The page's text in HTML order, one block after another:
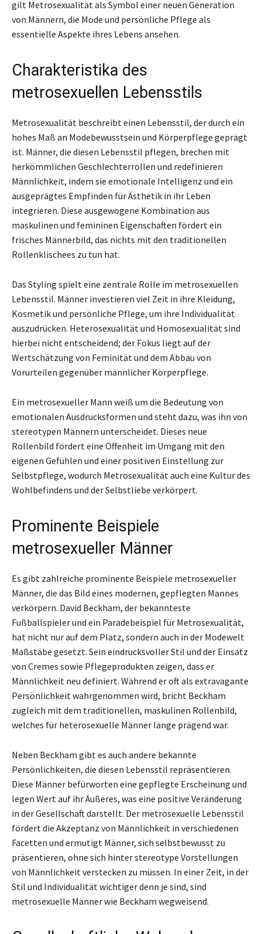
gilt Metrosexualität als Symbol einer neuen Generation
von Männern, die Mode und persönliche Pflege als
essentielle Aspekte ihres Lebens ansehen.
Charakteristika des
metrosexuellen Lebensstils
Metrosexualität beschreibt einen Lebensstil, der durch ein
hohes Maß an Modebewusstsein und Körperpflege geprägt
ist. Männer, die diesen Lebensstil pflegen, brechen mit
herkömmlichen Geschlechterrollen und redefinieren
Männlichkeit, indem sie emotionale Intelligenz und ein
ausgeprägtes Empfinden für Ästhetik in ihr Leben
integrieren. Diese ausgewogene Kombination aus
maskulinen und femininen Eigenschaften fördert ein
frisches Männerbild, das nichts mit den traditionellen
Rollenklischees zu tun hat.
Das Styling spielt eine zentrale Rolle im metrosexuellen
Lebensstil. Männer investieren viel Zeit in ihre Kleidung,
Kosmetik und persönliche Pflege, um ihre Individualität
auszudrücken. Heterosexualität und Homosexualität sind
hierbei nicht entscheidend; der Fokus liegt auf der
Wertschätzung von Feminität und dem Abbau von
Vorurteilen gegenüber männlicher Körperpflege.
Ein metrosexueller Mann weiß um die Bedeutung von
emotionalen Ausdrucksformen und steht dazu, was ihn von
stereotypen Männern unterscheidet. Dieses neue
Rollenbild fördert eine Offenheit im Umgang mit den
eigenen Gefühlen und einer positiven Einstellung zur
Selbstpflege, wodurch Metrosexualität auch eine Kultur des
Wohlbefindens und der Selbstliebe verkörpert.
Prominente Beispiele
metrosexueller Männer
Es gibt zahlreiche prominente Beispiele metrosexueller
Männer, die das Bild eines modernen, gepflegten Mannes
verkörpern. David Beckham, der bekannteste
Fußballspieler und ein Paradebeispiel für Metrosexualität,
hat nicht nur auf dem Platz, sondern auch in der Modewelt
Maßstäbe gesetzt. Sein eindrucksvoller Stil und der Einsatz
von Cremes sowie Pflegeprodukten zeigen, dass er
Männlichkeit neu definiert. Während er oft als extravagante
Persönlichkeit wahrgenommen wird, bricht Beckham
zugleich mit dem traditionellen, maskulinen Rollenbild,
welches für heterosexuelle Männer lange prägend war.
Neben Beckham gibt es auch andere bekannte
Persönlichkeiten, die diesen Lebensstil repräsentieren.
Diese Männer befürworten eine gepflegte Erscheinung und
legen Wert auf ihr Äußeres, was eine positive Veränderung
in der Gesellschaft darstellt. Der metrosexuelle Lebensstil
fördert die Akzeptanz von Männlichkeit in verschiedenen
Facetten und ermutigt Männer, sich selbstbewusst zu
präsentieren, ohne sich hinter stereotype Vorstellungen
von Männlichkeit verstecken zu müssen. In einer Zeit, in der
Stil und Individualität wichtiger denn je sind, sind
metrosexuelle Männer wie Beckham wegweisend.